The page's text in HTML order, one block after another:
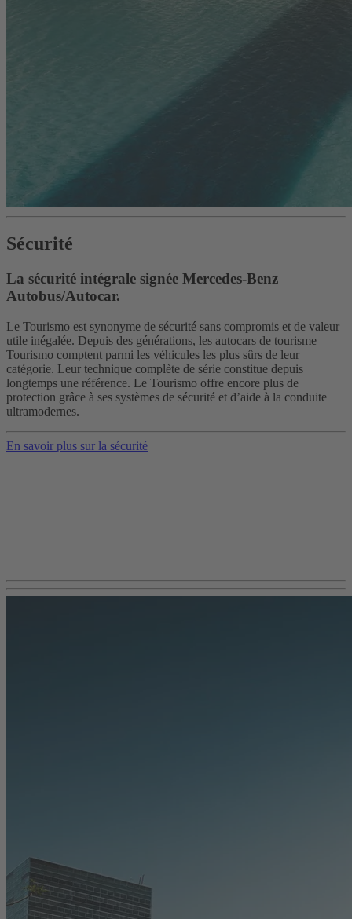
Sécurité
La sécurité intégrale signée Mercedes-Benz
Autobus/Autocar.
Le Tourismo est synonyme de sécurité sans compromis et de valeur
utile inégalée. Depuis des générations, les autocars de tourisme
Tourismo comptent parmi les véhicules les plus sûrs de leur
catégorie. Leur technique complète de série constitue depuis
longtemps une référence. Le Tourismo offre encore plus de
protection grâce à ses systèmes de sécurité et d’aide à la conduite
ultramodernes.
En savoir plus sur la sécurité